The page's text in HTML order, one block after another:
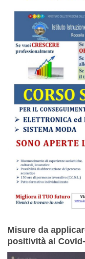
Misure da
positività al